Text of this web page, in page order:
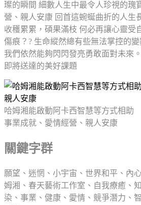
璨的瞬間 細數人生中最令人珍視的瑰
營、親人安康 回首這蜿蜒曲折的人生
收穫累累，碩果滿枝 何必再讓心靈受
傷痕？? 生命縱然總有些無法掌控的
我們依然能夠閃閃發亮勇敢面對未來
即將送達的美好課題
哈姆湘能啟動阿卡西智慧等方式相助
事業成就、愛情經營、親人安康
關鍵字群
願望、迷惘、小宇宙、世界和平、內
姆湘、春天藝術工作室、自我療癒、
染、事業、健康、愛情、競爭潛力、